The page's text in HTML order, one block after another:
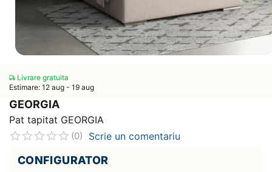
Livrare gratuita
Estimare: 12 aug - 19 aug
GEORGIA
Pat tapitat GEORGIA
(0) Scrie un comentariu
CONFIGURATOR